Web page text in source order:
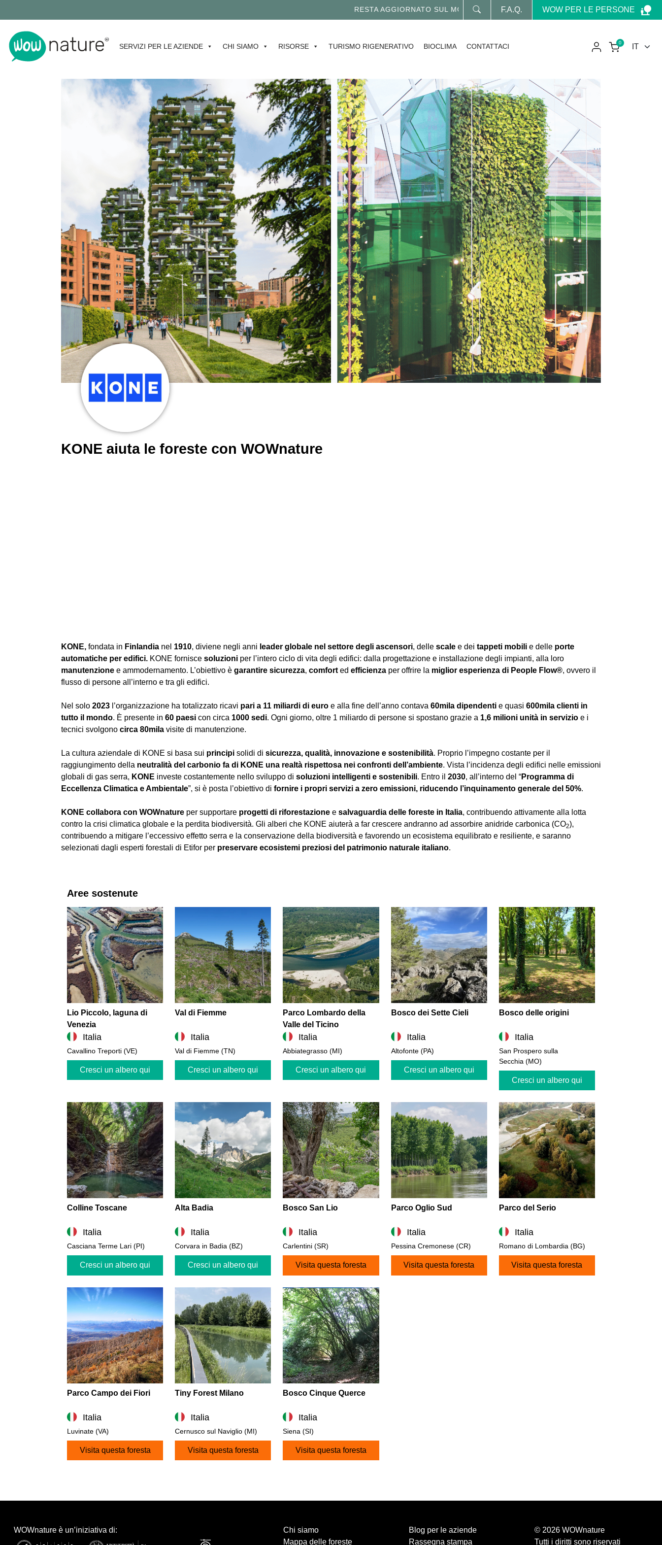
RESTA AGGIORNATO SUL MONDO WOW F.A.Q. WOW PER LE PERSONE
SERVIZI PER LE AZIENDE CHI SIAMO RISORSE TURISMO RIGENERATIVO BIOCLIMA CONTATTACI 0
KONE aiuta le foreste con WOWnature
KONE, fondata in Finlandia nel 1910, diviene negli anni leader globale nel settore degli ascensori, delle scale e dei tappeti mobili e delle porte
automatiche per edifici. KONE fornisce soluzioni per l’intero ciclo di vita degli edifici: dalla progettazione e installazione degli impianti, alla loro
manutenzione e ammodernamento. L’obiettivo è garantire sicurezza, comfort ed efficienza per offrire la miglior esperienza di People Flow®, ovvero il
flusso di persone all’interno e tra gli edifici.
Nel solo 2023 l’organizzazione ha totalizzato ricavi pari a 11 miliardi di euro e alla fine dell’anno contava 60mila dipendenti e quasi 600mila clienti in
tutto il mondo. È presente in 60 paesi con circa 1000 sedi. Ogni giorno, oltre 1 miliardo di persone si spostano grazie a 1,6 milioni unità in servizio e i
tecnici svolgono circa 80mila visite di manutenzione.
La cultura aziendale di KONE si basa sui principi solidi di sicurezza, qualità, innovazione e sostenibilità. Proprio l’impegno costante per il
raggiungimento della neutralità del carbonio fa di KONE una realtà rispettosa nei confronti dell’ambiente. Vista l’incidenza degli edifici nelle emissioni
globali di gas serra, KONE investe costantemente nello sviluppo di soluzioni intelligenti e sostenibili. Entro il 2030, all’interno del “Programma di
Eccellenza Climatica e Ambientale”, si è posta l’obiettivo di fornire i propri servizi a zero emissioni, riducendo l’inquinamento generale del 50%.
KONE collabora con WOWnature per supportare progetti di riforestazione e salvaguardia delle foreste in Italia, contribuendo attivamente alla lotta
contro la crisi climatica globale e la perdita biodiversità. Gli alberi che KONE aiuterà a far crescere andranno ad assorbire anidride carbonica (CO2),
contribuendo a mitigare l’eccessivo effetto serra e la conservazione della biodiversità e favorendo un ecosistema equilibrato e resiliente, e saranno
selezionati dagli esperti forestali di Etifor per preservare ecosistemi preziosi del patrimonio naturale italiano.
Aree sostenute
Lio Piccolo, laguna di
Venezia
Italia
Cavallino Treporti (VE)
Cresci un albero qui
Val di Fiemme
Italia
Val di Fiemme (TN)
Cresci un albero qui
Parco Lombardo della
Valle del Ticino
Italia
Abbiategrasso (MI)
Cresci un albero qui
Bosco dei Sette Cieli
Italia
Altofonte (PA)
Cresci un albero qui
Bosco delle origini
Italia
San Prospero sulla
Secchia (MO)
Cresci un albero qui
Colline Toscane
Italia
Casciana Terme Lari (PI)
Cresci un albero qui
Alta Badia
Italia
Corvara in Badia (BZ)
Cresci un albero qui
Bosco San Lio
Italia
Carlentini (SR)
Visita questa foresta
Parco Oglio Sud
Italia
Pessina Cremonese (CR)
Visita questa foresta
Parco del Serio
Italia
Romano di Lombardia (BG)
Visita questa foresta
Parco Campo dei Fiori
Italia
Luvinate (VA)
Visita questa foresta
Tiny Forest Milano
Italia
Cernusco sul Naviglio (MI)
Visita questa foresta
Bosco Cinque Querce
Italia
Siena (SI)
Visita questa foresta
WOWnature è un’iniziativa di:
Chi siamo
Mappa delle foreste
Blog per le aziende
Rassegna stampa
© 2026 WOWnature
Tutti i diritti sono riservati